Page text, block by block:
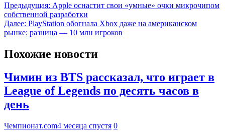
Предыдущая: Apple оснастит свои «умные» очки микрочипом
собственной разработки
Далее: PlayStation обогнала Xbox даже на американском
рынке: разница — 10 млн игроков
Похожие новости
Чимин из BTS рассказал, что играет в
League of Legends по десять часов в
день
Чемпионат.com4 месяца спустя 0